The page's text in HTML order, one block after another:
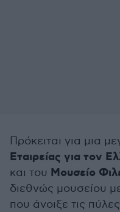
Πρόκειται για μια
Εταιρείας για τον
και του Μουσείο
διεθνώς μουσείου
που άνοιξε τις